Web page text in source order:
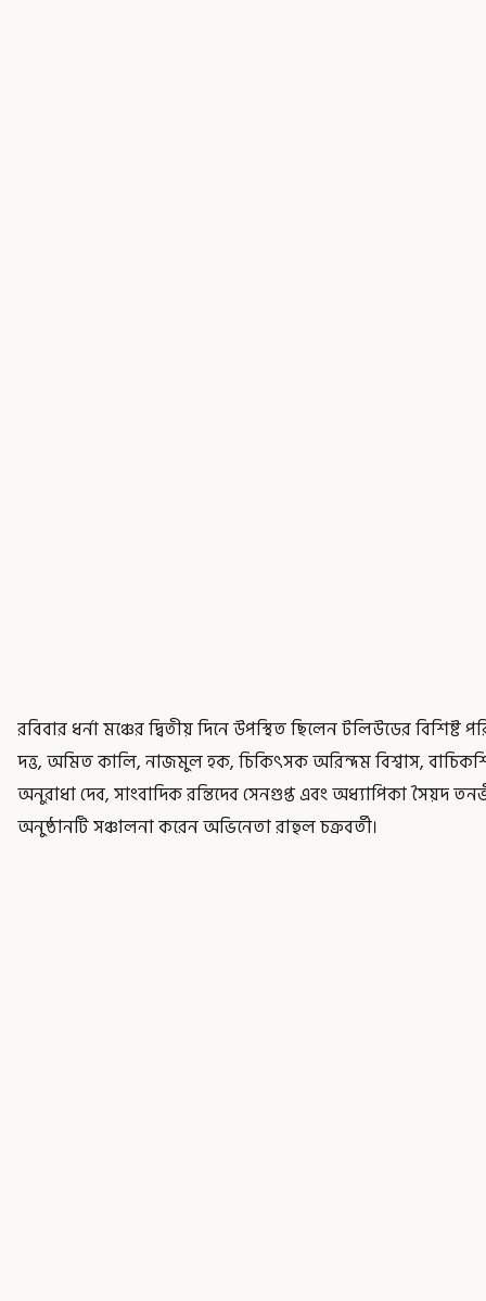
রবিবার ধর্না মঞ্চের দ্বিতীয় দিনে উপস্থিত ছিলেন টলিউডের
দত্ত, অমিত কালি, নাজমুল হক, চিকিৎসক অরিন্দম বিশ্বাস,
অনুরাধা দেব, সাংবাদিক রন্তিদেব সেনগুপ্ত এবং অধ্যাপিকা সৈয়দ
অনুষ্ঠানটি সঞ্চালনা করেন অভিনেতা রাহুল চক্রবর্তী।